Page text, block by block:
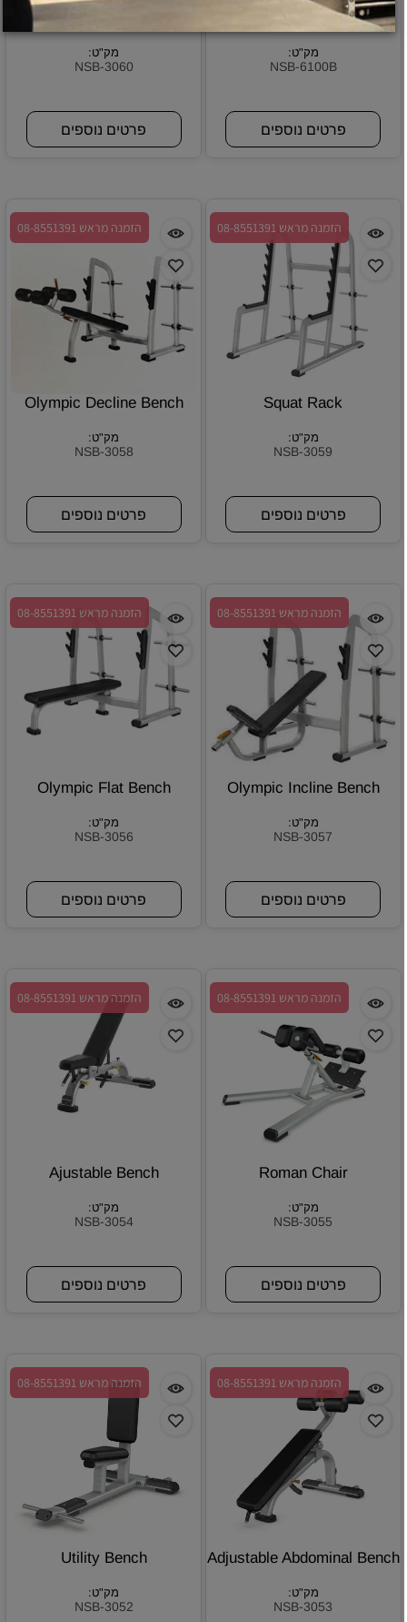
Curve Treadmill With
Resistance(Nylon Belt)
מק"ט:
NSB-6100B
פרטים נוספים
Hip Thrust Glute Machine
מק"ט:
NSB-3060
פרטים נוספים
הזמנה מראש 08-8551391
Squat Rack
מק"ט:
NSB-3059
פרטים נוספים
הזמנה מראש 08-8551391
Olympic Decline Bench
מק"ט:
NSB-3058
פרטים נוספים
הזמנה מראש 08-8551391
Olympic Incline Bench
מק"ט:
NSB-3057
פרטים נוספים
הזמנה מראש 08-8551391
Olympic Flat Bench
מק"ט:
NSB-3056
פרטים נוספים
הזמנה מראש 08-8551391
Roman Chair
מק"ט:
NSB-3055
פרטים נוספים
הזמנה מראש 08-8551391
Ajustable Bench
מק"ט:
NSB-3054
פרטים נוספים
הזמנה מראש 08-8551391
Adjustable Abdominal Bench
מק"ט:
NSB-3053
הזמנה מראש 08-8551391
Utility Bench
מק"ט:
NSB-3052